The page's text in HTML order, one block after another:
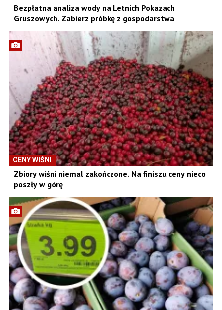
Bezpłatna analiza wody na Letnich Pokazach
Gruszowych. Zabierz próbkę z gospodarstwa
CENY WIŚNI
Zbiory wiśni niemal zakończone. Na finiszu ceny nieco
poszły w górę